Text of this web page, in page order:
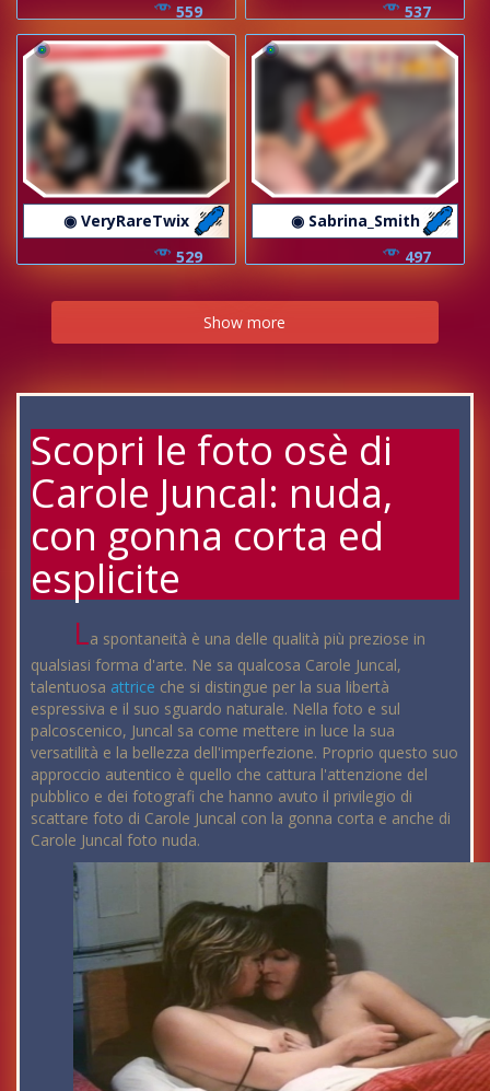
559
537
◉ VeryRareTwix
529
◉ Sabrina_Smith
497
Show more
Scopri le foto osè di
Carole Juncal: nuda,
con gonna corta ed
esplicite
La spontaneità è una delle qualità più preziose in
qualsiasi forma d'arte. Ne sa qualcosa Carole Juncal,
talentuosa attrice che si distingue per la sua libertà
espressiva e il suo sguardo naturale. Nella foto e sul
palcoscenico, Juncal sa come mettere in luce la sua
versatilità e la bellezza dell'imperfezione. Proprio questo suo
approccio autentico è quello che cattura l'attenzione del
pubblico e dei fotografi che hanno avuto il privilegio di
scattare foto di Carole Juncal con la gonna corta e anche di
Carole Juncal foto nuda.